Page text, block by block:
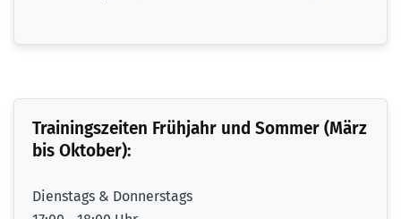
Trainingszeiten Frühjahr und Sommer (März
bis Oktober):
Dienstags & Donnerstags